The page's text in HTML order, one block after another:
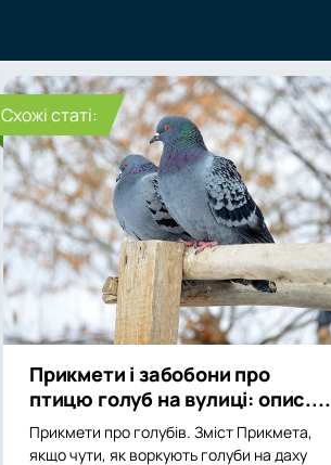
Cхожі статі:
Прикмети і забобони про
птицю голуб на вулиці: опис....
Прикмети про голубів. Зміст Прикмета,
якщо чути, як воркують голуби на даху